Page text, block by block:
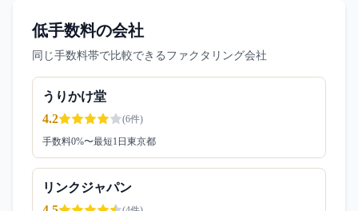
低手数料の会社
同じ手数料帯で比較できるファクタリング会社
うりかけ堂
4.2
(6件)
手数料0%〜最短1日 東京都
リンクジャパン